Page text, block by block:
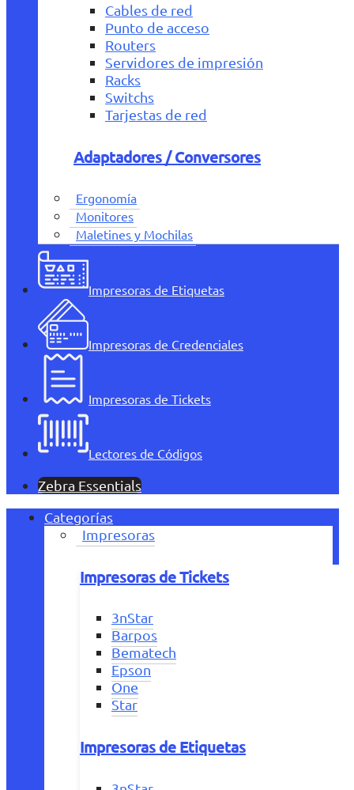
Cables de red
Punto de acceso
Routers
Servidores de impresión
Racks
Switchs
Tarjestas de red
Adaptadores / Conversores
Ergonomía
Monitores
Maletines y Mochilas
Impresoras de Etiquetas
Impresoras de Credenciales
Impresoras de Tickets
Lectores de Códigos
Zebra Essentials
Categorías
Impresoras
Impresoras de Tickets
3nStar
Barpos
Bematech
Epson
One
Star
Impresoras de Etiquetas